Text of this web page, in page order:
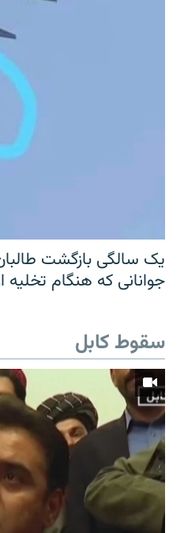
یک سالگی بازگشت
جوانانی که هنگام تخلیه
سقوط کابل